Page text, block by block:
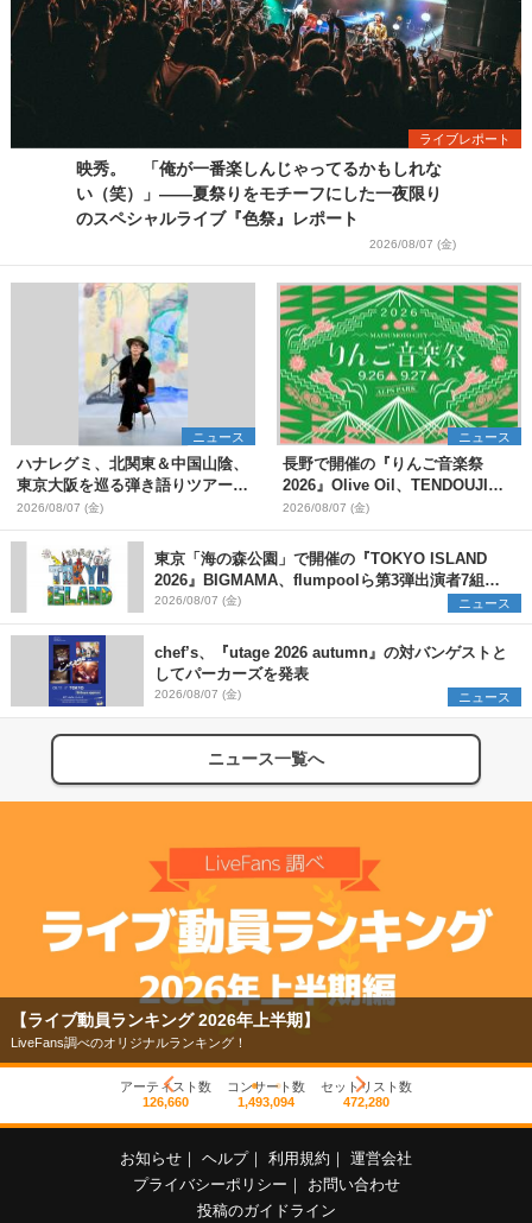
ライブレポート
映秀。 「俺が一番楽しんじゃってるかもしれな
い（笑）」――夏祭りをモチーフにした一夜限り
のスペシャルライブ『色祭』レポート
2026/08/07 (金)
ニュース
ハナレグミ、北関東＆中国山陰、
東京大阪を巡る弾き語りツアー10
月より開催決定
2026/08/07 (金)
ニュース
長野で開催の『りんご音楽祭
2026』Olive Oil、TENDOUJIら
第11弾出演アーティスト（16組）
を発表
2026/08/07 (金)
東京「海の森公園」で開催の『TOKYO ISLAND
2026』BIGMAMA、flumpoolら第3弾出演者7組を
発表 ワークショップ・アート出展者を募集
2026/08/07 (金) ニュース
chef’s、『utage 2026 autumn』の対バンゲストと
してパーカーズを発表
2026/08/07 (金) ニュース
ニュース一覧へ
ンキング 2026年上半期】
ジナルランキング！
アーティスト数
126,660
コンサート数
1,493,094
セットリスト数
472,280
お知らせ ｜ ヘルプ｜ 利用規約 ｜ 運営会社
プライバシーポリシー ｜
お問い合わせ
投稿のガイドライン